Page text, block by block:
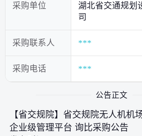
采购单位
湖北省交通规划
司
采购联系人 ***
采购电话 ***
公告正文
【省交规院】省交规院无人机机
企业级管理平台 询比采购公告